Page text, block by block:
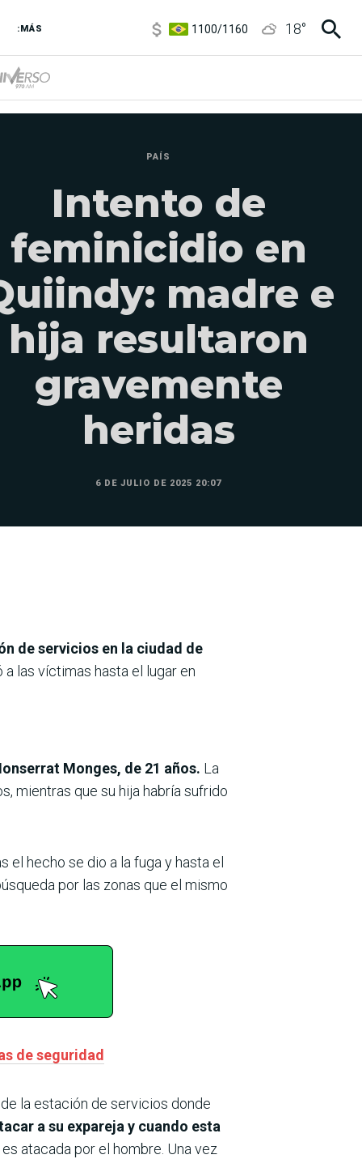
:MÁS
3,8/4
6850/7200
18°
PAÍS
Intento de
feminicidio en
madre e
hija resultaron
gravemente
heridas
6 DE JULIO DE 2025 20:07
de servicios en la ciudad de
las víctimas hasta el lugar en
Monges, de 21 años. La
mientras que su hija habría sufrido
el hecho se dio a la fuga y hasta el
por las zonas que el mismo
de seguridad
la estación de servicios donde
a su expareja y cuando esta
atacada por el hombre. Una vez